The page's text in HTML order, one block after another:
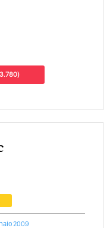
3.780)
2009